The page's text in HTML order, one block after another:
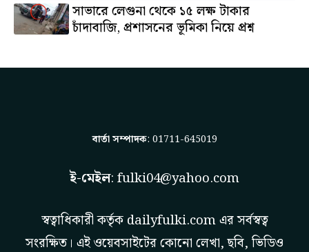
সাভারে লেগুনা থেকে ১৫ লক্ষ টাকার
চাঁদাবাজি, প্রশাসনের ভূমিকা নিয়ে প্রশ্ন
বার্তা সম্পাদক: 01711-645019
ই-মেইল: fulki04@yahoo.com
স্বত্বাধিকারী কর্তৃক dailyfulki.comএর সর্বস্বত্ব
সংরক্ষিত। এই ওয়েবসাইটের কোনো লেখা, ছবি, ভিডিও